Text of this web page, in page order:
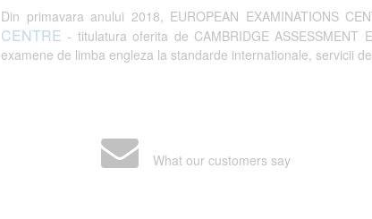
Din primavara anului 2018, EUROPEAN EXAMINATIONS
CENTRE - titulatura oferita de CAMBRIDGE
examene de limba engleza la standarde internationale, servicii
What our customers say